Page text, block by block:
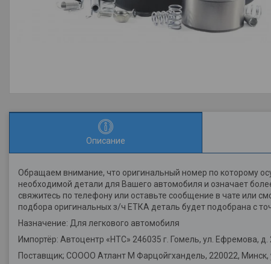
Описание
Обращаем внимание, что оригинальный номер по которому
необходимой детали для Вашего автомобиля и означает
свяжитесь по телефону или оставьте сообщение в чате или
подбора оригинальных з/ч ЕТКА деталь будет подобрана с
Назначение: Для легкового автомобиля
Импортёр: Автоцентр «НТС» 246035 г. Гомель, ул. Ефремова, д.
Поставщик; СОООО Атлант М Фарцойгхандель, 220022, Минск,